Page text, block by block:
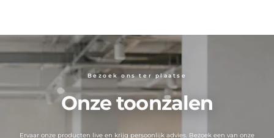
Bezoek ons ​​ter plaatse
Onze toonzalen
Ervaar onze producten live en krijg persoonlijk advies. Bezoek een van onze